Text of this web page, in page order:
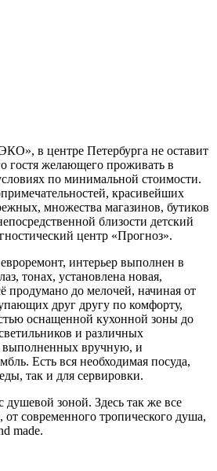
в центре Петербурга не оставит
гостя желающего проживать в
по минимальной стоимости.
красивейших
множества магазинов, бутиков
близости детский
центр «Прогноз».
интерьер выполнен в
тонах, установлена новая,
продумано до мелочей, начиная от
друг другу по комфорту,
оснащенной кухонной зоны до
и различных
выполненных вручную, и
Есть вся необходимая посуда,
так и для сервировки.
зоной. Здесь так же все
современного тропического душа,
made.